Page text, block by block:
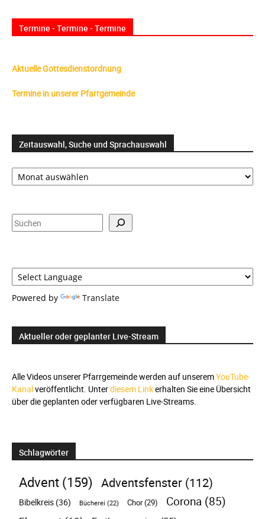
Termine - Termine - Termine
Aktuelle Gottesdienstordnung
Termine in unserer Pfarrgemeinde
Zeitauswahl, Suche und Sprachauswahl
Zeitauswahl,
Suche
Suchen
Powered by Translate
Aktueller oder geplanter Live-Stream
Alle Videos unserer Pfarrgemeinde werden auf unseremYouTube-
Kanalveröffentlicht. Unterdiesem Linkerhalten Sie eine Übersicht
über die geplanten oder verfügbaren Live-Streams.
Schlagwörter
Advent(159) Adventsfenster (112)
Bibelkreis (36) Bücherei (22) Chor(29) Corona (85)